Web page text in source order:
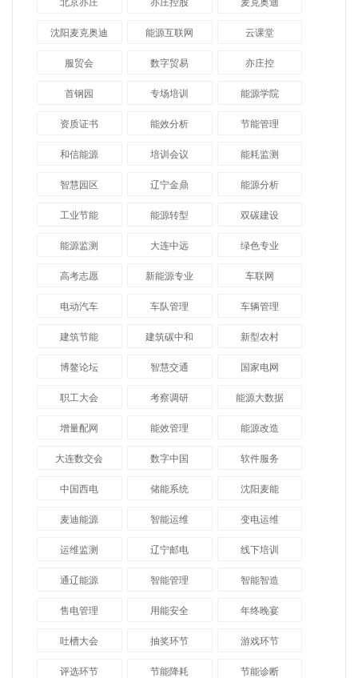
北京亦庄 亦庄控股 麦克奥迪
沈阳麦克奥迪 能源互联网 云课堂
服贸会 数字贸易 亦庄控
首钢园 专场培训 能源学院
资质证书 能效分析 节能管理
和信能源 培训会议 能耗监测
智慧园区 辽宁金鼎 能源分析
工业节能 能源转型 双碳建设
能源监测 大连中远 绿色专业
高考志愿 新能源专业 车联网
电动汽车 车队管理 车辆管理
建筑节能 建筑碳中和 新型农村
博鳌论坛 智慧交通 国家电网
职工大会 考察调研 能源大数据
增量配网 能效管理 能源改造
大连数交会 数字中国 软件服务
中国西电 储能系统 沈阳麦能
麦迪能源 智能运维 变电运维
运维监测 辽宁邮电 线下培训
通辽能源 智能管理 智能智造
售电管理 用能安全 年终晚宴
吐槽大会 抽奖环节 游戏环节
评选环节 节能降耗 节能诊断